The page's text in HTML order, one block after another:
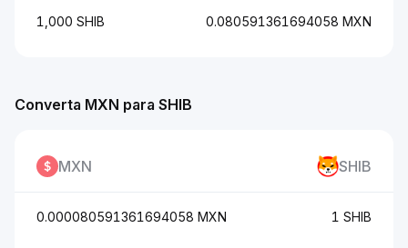
1,000 SHIB 0.080591361694058 MXN
Converta MXN para SHIB
MXN SHIB
0.000080591361694058 MXN 1 SHIB